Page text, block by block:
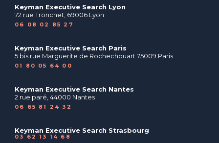
Keyman Executive Search Lyon
72 rue Tronchet, 69006 Lyon
06 08 02 85 27
Keyman Executive Search Paris
5 bis rue Marguerite de Rochechouart 75009 Paris
01 80 05 64 00
Keyman Executive Search Nantes
2 rue paré, 44000 Nantes
06 65 81 24 32
Keyman Executive Search Strasbourg
03 62 13 14 68